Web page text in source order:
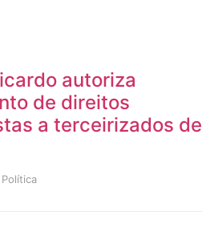
autoriza
de direitos
a terceirizados de
Política